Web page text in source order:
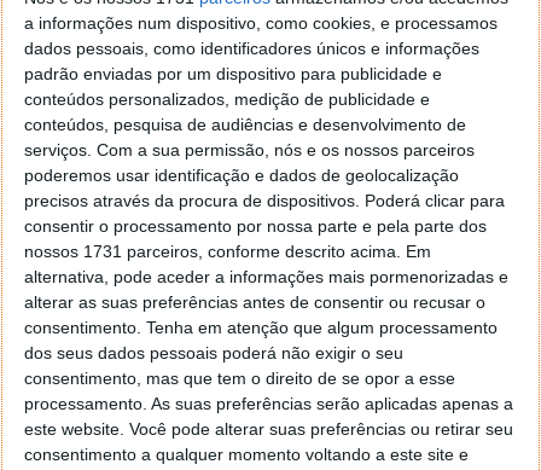
a informações num dispositivo, como cookies, e processamos
dados pessoais, como identificadores únicos e informações
padrão enviadas por um dispositivo para publicidade e
conteúdos personalizados, medição de publicidade e
conteúdos, pesquisa de audiências e desenvolvimento de
serviços. Com a sua permissão, nós e os nossos parceiros
poderemos usar identificação e dados de geolocalização
precisos através da procura de dispositivos. Poderá clicar para
consentir o processamento por nossa parte e pela parte dos
nossos 1731 parceiros, conforme descrito acima. Em
alternativa, pode aceder a informações mais pormenorizadas e
alterar as suas preferências antes de consentir ou recusar o
consentimento. Tenha em atenção que algum processamento
dos seus dados pessoais poderá não exigir o seu
consentimento, mas que tem o direito de se opor a esse
processamento. As suas preferências serão aplicadas apenas a
este website. Você pode alterar suas preferências ou retirar seu
consentimento a qualquer momento voltando a este site e
agradecido, caso contrario obrigado a mesma
Responder
Vítor M.
7 de Novembro de 2005 às 01:39
@Reporter
Desculpa mas o link funciona. Seja como for segue por mail
o MSn Messenger 8.
Responder
Vítor M.
7 de Novembro de 2005 às 11:21
@Rui
Tens de encontrar o que te falei. Faz da seguinte maneira,
janela iniciar e no topo dessa janela com o botão direito do
rato faz propriedades. Depois no separador Menu ‘Iniciar’
clica no botão ‘Personalizar’ aí encontrarás no separador
geral a opção para escolheres o Browser com que queres
navegar e o gestor de e-mail. Caso não consigas chegar lá,